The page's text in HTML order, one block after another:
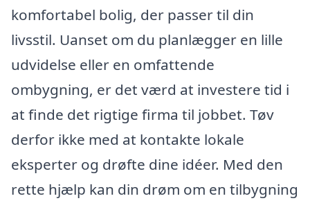
komfortabel bolig, der passer til din
livsstil. Uanset om du planlægger en lille
udvidelse eller en omfattende
ombygning, er det værd at investere tid i
at finde det rigtige firma til jobbet. Tøv
derfor ikke med at kontakte lokale
eksperter og drøfte dine idéer. Med den
rette hjælp kan din drøm om en tilbygning